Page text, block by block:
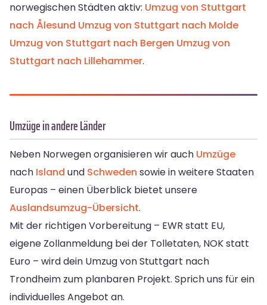
norwegischen Städten aktiv: Umzug von Stuttgart
nach Ålesund Umzug von Stuttgart nach Molde
Umzug von Stuttgart nach Bergen Umzug von
Stuttgart nach Lillehammer.
Umzüge in andere Länder
Neben Norwegen organisieren wir auch Umzüge
nach Island und Schweden sowie in weitere Staaten
Europas – einen Überblick bietet unsere
Auslandsumzug-Übersicht.
Mit der richtigen Vorbereitung – EWR statt EU,
eigene Zollanmeldung bei der Tolletaten, NOK statt
Euro – wird dein Umzug von Stuttgart nach
Trondheim zum planbaren Projekt. Sprich uns für ein
individuelles Angebot an.